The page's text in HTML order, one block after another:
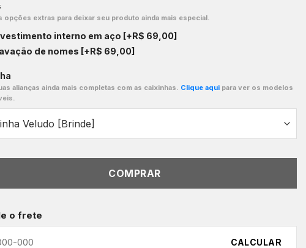
opções extras para deixar seu produto ainda mais especial.
interno em aço [+R$ 69,00]
de nomes [+R$ 69,00]
alianças ainda mais completas com as caixinhas. Clique aqui para ver os modelos
COMPRAR
o frete
CALCULAR